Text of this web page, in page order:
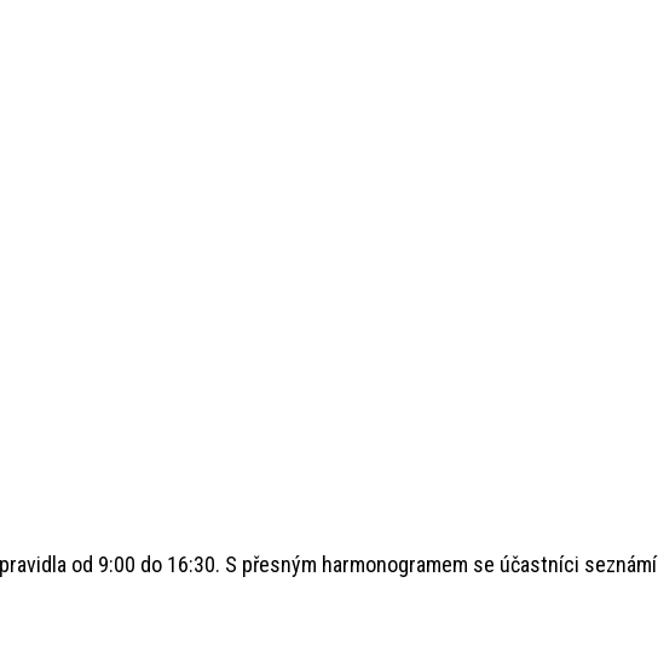
od 9:00 do 16:30. S přesným harmonogramem se účastníci